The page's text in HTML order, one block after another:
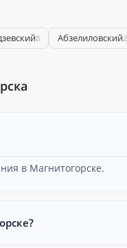
8 Абзелиловский2
в Магнитогорске.